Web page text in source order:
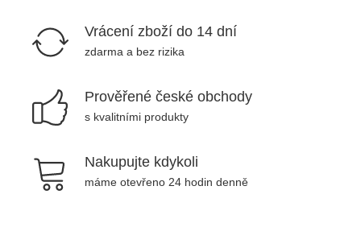
Vrácení zboží do 14 dní
zdarma a bez rizika
Prověřené české obchody
s kvalitními produkty
Nakupujte kdykoli
máme otevřeno 24 hodin denně